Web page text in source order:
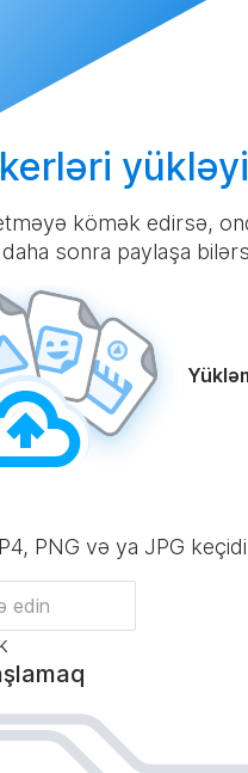
kömək edirsə,
sonra paylaşa
PNG və ya JPG keçidi